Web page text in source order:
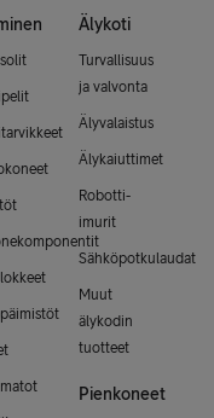
Älykoti
Turvallisuus
ja valvonta
Älyvalaistus
Älykaiuttimet
Robotti-
imurit
Sähköpotkulaudat
Muut
älykodin
tuotteet
Pienkoneet